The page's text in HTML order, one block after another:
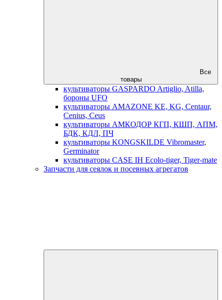
Все
товары
культиваторы GASPARDO Artiglio, Atilla,
бороны UFO
культиваторы AMAZONE KE, KG, Centaur,
Cenius, Ceus
культиваторы АМКОДОР КГП, КШП, АПМ,
БДК, КДЛ, ПЧ
культиваторы KONGSKILDE Vibromaster,
Germinator
культиваторы CASE IH Ecolo-tiger, Tiger-mate
Запчасти для сеялок и посевных агрегатов